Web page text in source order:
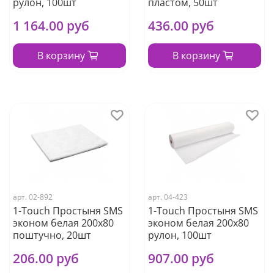
1 164.00 руб
В корзину
436.00 руб
В корзину
арт. 02-892
1-Touch Простыня SMS
эконом белая 200х80
поштучно, 20шт
206.00 руб
арт. 04-423
1-Touch Простыня SMS
эконом белая 200х80
рулон, 100шт
907.00 руб